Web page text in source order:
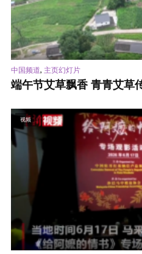
中国频道, 主页幻灯片
端午节艾草飘香 青青艾草
视频